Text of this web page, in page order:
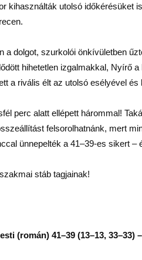
kihasználták utolsó időkérésüket
a dolgot, szurkolói önkívületben
hihetetlen izgalmakkal, Nyírő
a rivális élt az utolsó esélyével
perc alatt ellépett hárommal!
felsorolhatnánk, mert
ünnepelték a 41–39-es sikert –
stáb tagjainak!
(román) 41–39 (13–13, 33–33)